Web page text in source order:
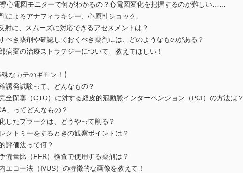
心電図モニターで何がわかるの？心電図変化を把握するのが難しい……
よるアナフィラキシー、心原性ショック、
射に、スムーズに対応できるアセスメントは？
き薬剤や確認しておくべき薬剤には、どのようなものがある？
変の治療ストラテジーについて、教えてほしい！
なカテのギモン！】
発試験って、どんなもの？
閉塞（CTO）に対する経皮的冠動脈インターベンション（PCI）の方法は？
」ってどんなもの？
たプラークは、どうやって削る？
トミーをするときの観察ポイントは？
評価法って何？
量比（FFR）検査で使用する薬剤は？
コー法（IVUS）の特徴的な画像を教えて！